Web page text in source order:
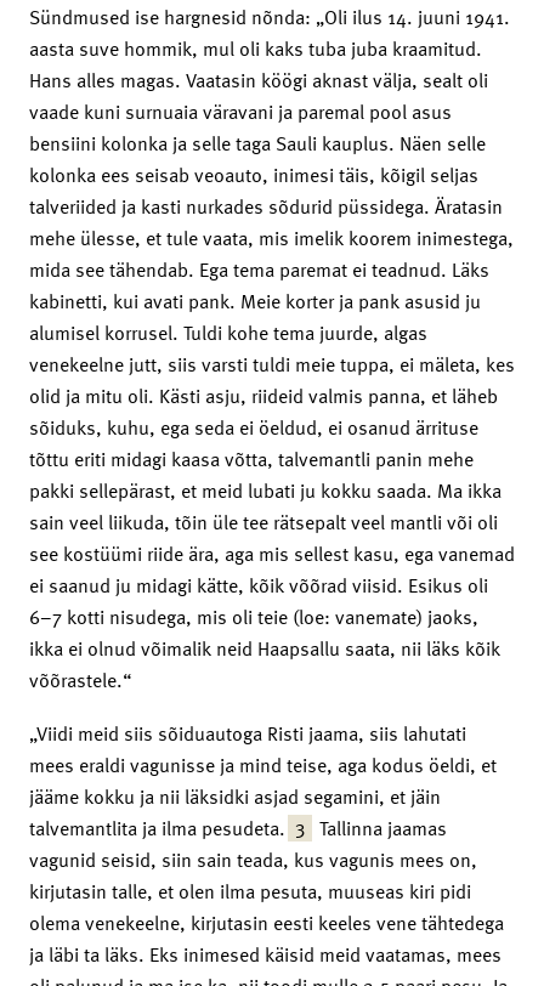
Sündmused ise hargnesid nõnda: „Oli ilus 14. juuni 1941.
aasta suve hommik, mul oli kaks tuba juba kraamitud.
Hans alles magas. Vaatasin köögi aknast välja, sealt oli
vaade kuni surnuaia väravani ja paremal pool asus
bensiini kolonka ja selle taga Sauli kauplus. Näen selle
kolonka ees seisab veoauto, inimesi täis, kõigil seljas
talveriided ja kasti nurkades sõdurid püssidega. Äratasin
mehe ülesse, et tule vaata, mis imelik koorem inimestega,
mida see tähendab. Ega tema paremat ei teadnud. Läks
kabinetti, kui avati pank. Meie korter ja pank asusid ju
alumisel korrusel. Tuldi kohe tema juurde, algas
venekeelne jutt, siis varsti tuldi meie tuppa, ei mäleta, kes
olid ja mitu oli. Kästi asju, riideid valmis panna, et läheb
sõiduks, kuhu, ega seda ei öeldud, ei osanud ärrituse
tõttu eriti midagi kaasa võtta, talvemantli panin mehe
pakki sellepärast, et meid lubati ju kokku saada. Ma ikka
sain veel liikuda, tõin üle tee rätsepalt veel mantli või oli
see kostüümi riide ära, aga mis sellest kasu, ega vanemad
ei saanud ju midagi kätte, kõik võõrad viisid. Esikus oli
6–7 kotti nisudega, mis oli teie (loe: vanemate) jaoks,
ikka ei olnud võimalik neid Haapsallu saata, nii läks kõik
võõrastele.“
„Viidi meid siis sõiduautoga Risti jaama, siis lahutati
mees eraldi vagunisse ja mind teise, aga kodus öeldi, et
jääme kokku ja nii läksidki asjad segamini, et jäin
talvemantlita ja ilma pesudeta. 3 Tallinna jaamas
vagunid seisid, siin sain teada, kus vagunis mees on,
kirjutasin talle, et olen ilma pesuta, muuseas kiri pidi
olema venekeelne, kirjutasin eesti keeles vene tähtedega
ja läbi ta läks. Eks inimesed käisid meid vaatamas, mees